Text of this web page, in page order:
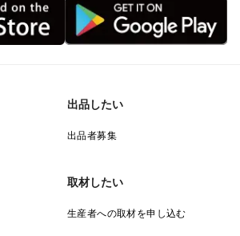
出品したい
出品者募集
取材したい
生産者への取材を申し込む